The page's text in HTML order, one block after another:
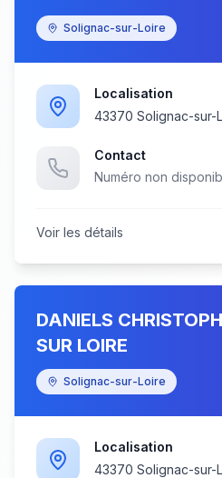
Solignac-sur-Loire
Localisation
43370 Solignac-sur-
Contact
Numéro non
Voir les détails
DANIELS
SUR LOIRE
Solignac-sur-Loire
Localisation
43370 Solignac-sur-